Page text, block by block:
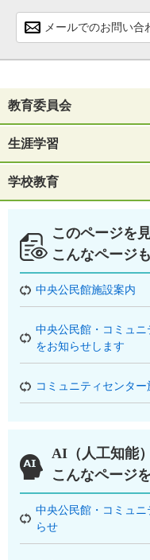
教育委員会
生涯学習
学校教育
このページを
こんなページ
中央公民館施設案内
中央公民館・コミュ
をお知らせします
コミュニティセンター
AI（人工知能
こんなページ
中央公民館・コミュ
らせ
メールでのお問い合